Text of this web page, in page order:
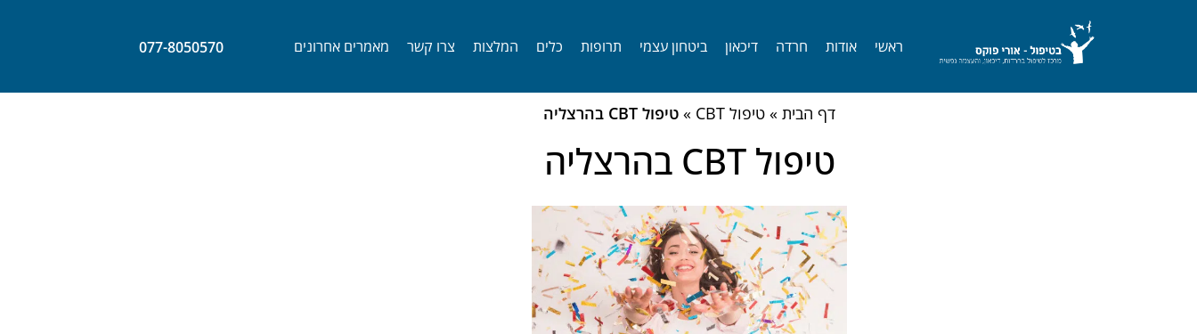
ראשי אודות חרדה דיכאון ביטחון עצמי תרופות כלים המלצות צרו קשר מאמרים אחרונים 077-8050570
דף הבית » טיפול CBT » טיפול CBT בהרצליה
טיפול CBT בהרצליה